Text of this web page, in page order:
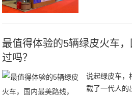
千也取自马
最值得体验的5辆绿皮火车
过吗？
说起绿皮车，
载了一代人的